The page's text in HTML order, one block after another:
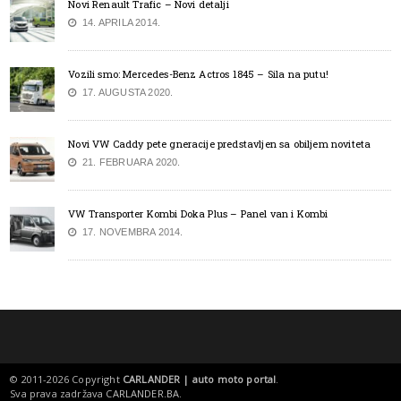
Novi Renault Trafic – Novi detalji
14. APRILA 2014.
Vozili smo: Mercedes-Benz Actros 1845 – Sila na putu!
17. AUGUSTA 2020.
Novi VW Caddy pete gneracije predstavljen sa obiljem noviteta
21. FEBRUARA 2020.
VW Transporter Kombi Doka Plus – Panel van i Kombi
17. NOVEMBRA 2014.
© 2011-2026 Copyright CARLANDER | auto moto portal.
Sva prava zadržava CARLANDER.BA.